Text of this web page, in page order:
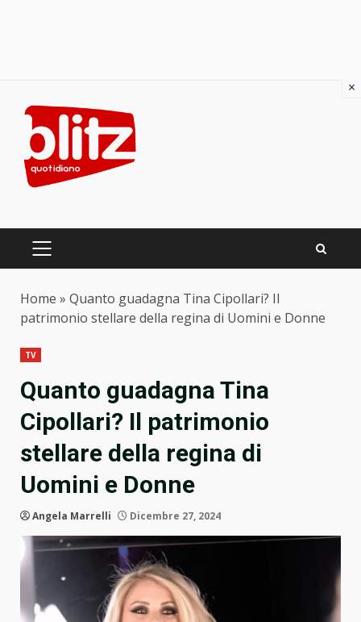
content
PRIMARY
Home » Quanto guadagna Tina Cipollari? Il
patrimonio stellare della regina di Uomini e Donne
TV
Quanto guadagna Tina
Cipollari? Il patrimonio
stellare della regina di
Uomini e Donne
Angela Marrelli Dicembre 27, 2024
×